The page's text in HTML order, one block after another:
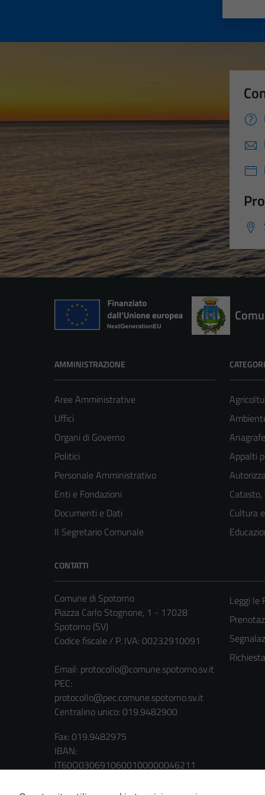
AMMINISTRAZIONE
Aree Amministrative
Uffici
Organi di Governo
Politici
Personale Amministrativo
Enti e Fondazioni
Documenti e Dati
Il Segretario Comunale
Appalti
Catasto,
Cultura
CONTATTI
Comune di Spotorno
Piazza Carlo Stognone, 1 - 17028
Spotorno (SV)
Codice fiscale / P. IVA: 00232910091
Email: protocollo@comune.spotorno.sv.it
PEC:
protocollo@pec.comune.spotorno.sv.it
Centralino unico: 019.9482900
Fax: 019.9482975
IBAN:
IT60O0306910600100000046211
Leggi le